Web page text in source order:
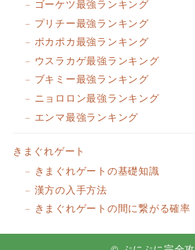
ゴーケツ最強ランキング
プリチー最強ランキング
ポカポカ最強ランキング
ウスラカゲ最強ランキング
ブキミー最強ランキング
ニョロロン最強ランキング
エンマ最強ランキング
きまぐれゲート
きまぐれゲートの基礎知識
漢方の入手方法
きまぐれゲートの間に繋がる確率